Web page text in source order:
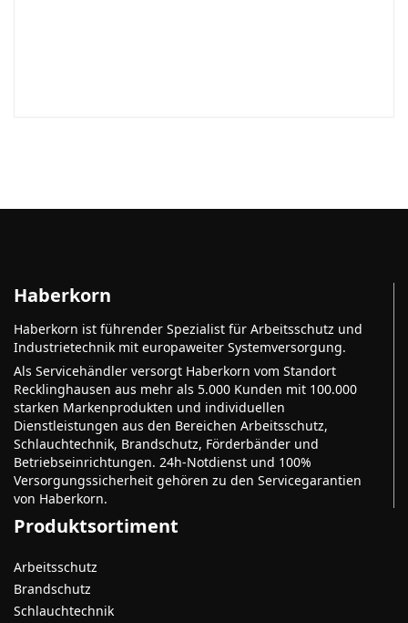
Haberkorn
Haberkorn ist führender Spezialist für Arbeitsschutz und
Industrietechnik mit europaweiter Systemversorgung.
Als Servicehändler versorgt Haberkorn vom Standort
Recklinghausen aus mehr als 5.000 Kunden mit 100.000
starken Markenprodukten und individuellen
Dienstleistungen aus den Bereichen Arbeitsschutz,
Schlauchtechnik, Brandschutz, Förderbänder und
Betriebseinrichtungen. 24h-Notdienst und 100%
Versorgungssicherheit gehören zu den Servicegarantien
von Haberkorn.
Produktsortiment
Arbeitsschutz
Brandschutz
Schlauchtechnik